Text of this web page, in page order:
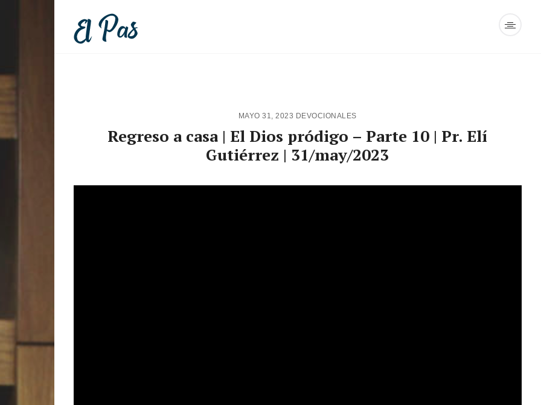
MAYO 31, 2023 DEVOCIONALES
Regreso a casa | El Dios pródigo – Parte 10 | Pr. Elí
Gutiérrez | 31/may/2023